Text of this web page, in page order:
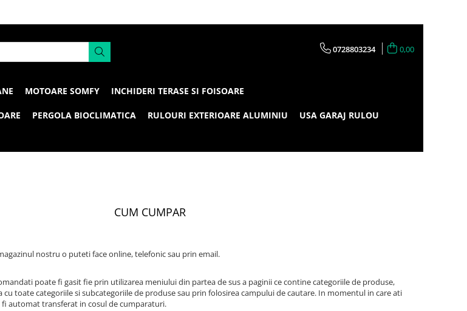
0728803234 0,00
MOTOARE SOMFY INCHIDERI TERASE SI FOISOARE
PERGOLA BIOCLIMATICA RULOURI EXTERIOARE ALUMINIU USA GARAJ RULOU
CUM CUMPAR
nostru o puteti face online, telefonic sau prin email.
poate fi gasit fie prin utilizarea meniului din partea de sus a paginii ce contine categoriile de produse,
toate categoriile si subcategoriile de produse sau prin folosirea campului de cautare. In momentul in care ati
automat transferat in cosul de cumparaturi.